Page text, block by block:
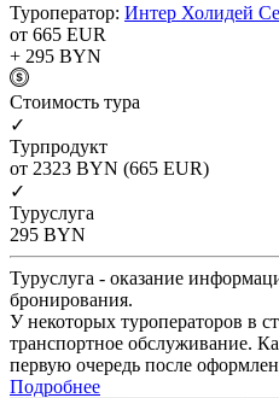
Туроператор: Интер Холидей
от 665 EUR
+ 295 BYN
Cтоимость тура
✓
Турпродукт
от 2323 BYN (665 EUR)
✓
Туруслуга
295 BYN
Туруслуга - оказание
бронирования.
У некоторых туроператоров в
транспортное обслуживание.
первую очередь после
Подробнее